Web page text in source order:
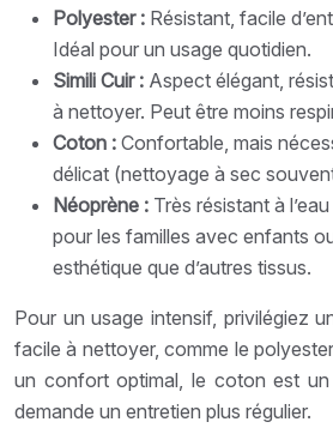
Polyester : Résistant, facile
Idéal pour un usage quotidien.
Simili Cuir : Aspect élégant,
à nettoyer. Peut être moins
Coton : Confortable, mais
délicat (nettoyage à sec
Néoprène : Très résistant à
pour les familles avec enfants
esthétique que d’autres tissus.
Pour un usage intensif, privilégiez
facile à nettoyer, comme le
un confort optimal, le coton est un
demande un entretien plus régulier.